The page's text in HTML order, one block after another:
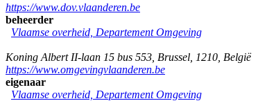
https://www.dov.vlaanderen.be
beheerder
Vlaamse overheid, Departement Omgeving
Koning Albert II-laan 15 bus 553 Brussel 1210 België
https://www.omgevingvlaanderen.be
eigenaar
Vlaamse overheid, Departement Omgeving